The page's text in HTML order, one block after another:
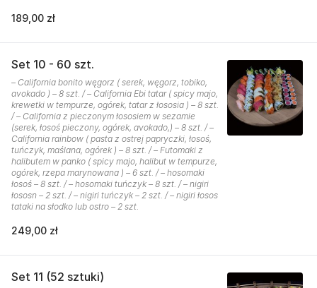
189,00 zł
Set 10 - 60 szt.
– California bonito węgorz ( serek, węgorz, tobiko,
avokado ) – 8 szt. / – California Ebi tatar ( spicy majo,
krewetki w tempurze, ogórek, tatar z łososia ) – 8 szt.
/ – California z pieczonym łososiem w sezamie
(serek, łosoś pieczony, ogórek, avokado,) – 8 szt. / –
California rainbow ( pasta z ostrej papryczki, łosoś,
tuńczyk, maślana, ogórek ) – 8 szt. / – Futomaki z
halibutem w panko ( spicy majo, halibut w tempurze,
ogórek, rzepa marynowana ) – 6 szt. / – hosomaki
łosoś – 8 szt. / – hosomaki tuńczyk – 8 szt. / – nigiri
łososn – 2 szt. / – nigiri tuńczyk – 2 szt. / – nigiri łosos
tataki na słodko lub ostro – 2 szt.
249,00 zł
Set 11 (52 sztuki)